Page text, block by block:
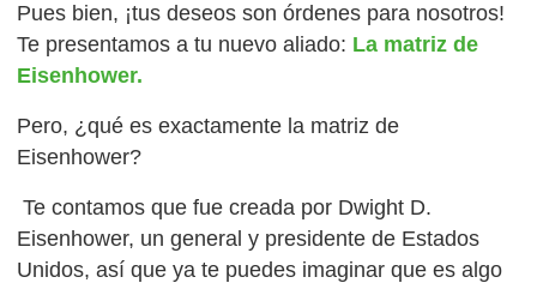
Pues bien, ¡tus deseos son órdenes para nosotros!
Te presentamos a tu nuevo aliado: La matriz de
Eisenhower.
Pero, ¿qué es exactamente la matriz de
Eisenhower?
Te contamos que fue creada por Dwight D.
Eisenhower, un general y presidente de Estados
Unidos, así que ya te puedes imaginar que es algo